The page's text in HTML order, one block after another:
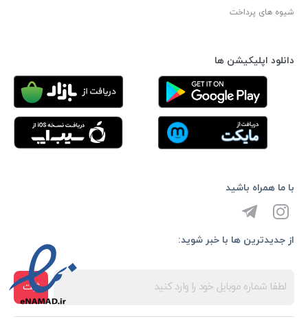
شیوه های پرداخت
دانلود اپلیکیشن ها
از جدیدترین ها با خبر شوید:
ثبت
با ما همراه باشید